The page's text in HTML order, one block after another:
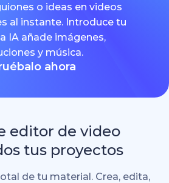
o ideas en videos
al instante. Introduce tu
IA añade imágenes,
y música.
ahora
editor de video
tus proyectos
de tu material. Crea, edita,